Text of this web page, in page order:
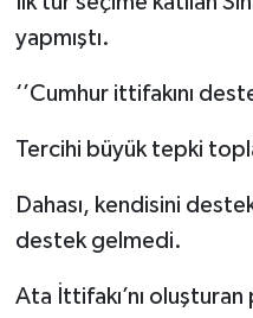
yapmıştı.
‘’Cumhur ittifakını
Tercihi büyük tepki
Dahası, kendisini
destek gelmedi.
Ata İttifakı’nı